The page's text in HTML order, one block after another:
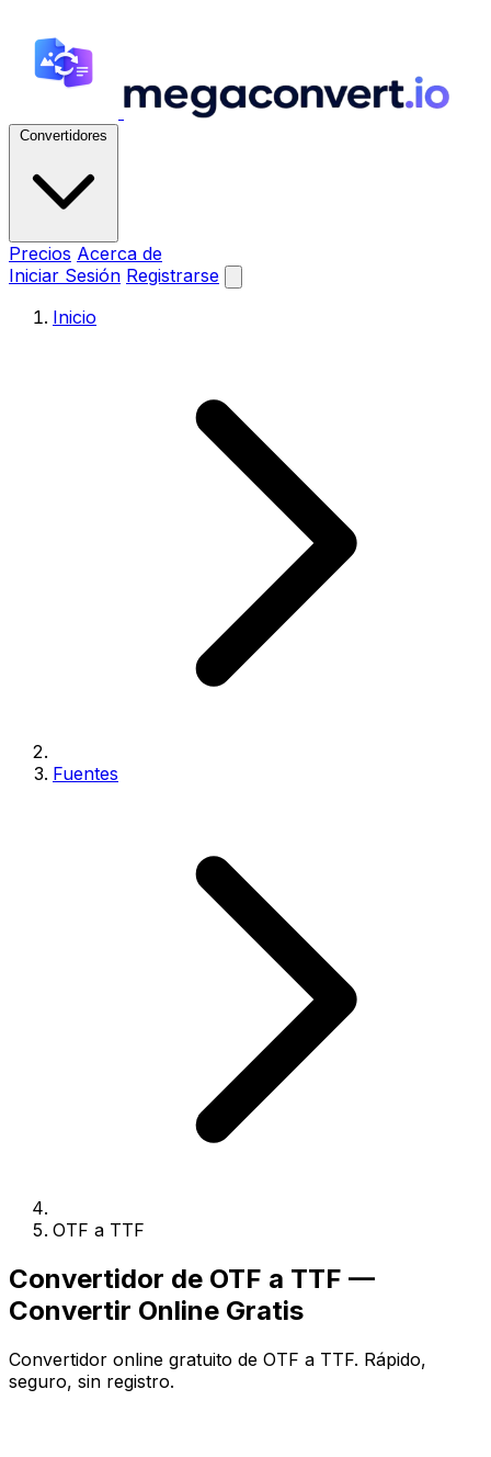
Convertidores
Precios Acerca de
Iniciar Sesión Registrarse
Inicio
Fuentes
OTF a TTF
Convertidor de OTF a TTF —
Convertir Online Gratis
Convertidor online gratuito de OTF a TTF. Rápido,
seguro, sin registro.